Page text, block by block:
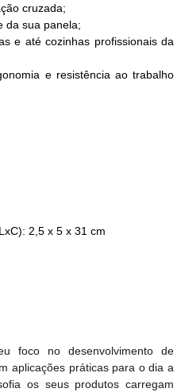
cruzada;
da sua panela;
e até cozinhas profissionais da
e resistência ao trabalho
2,5 x 5 x 31 cm
foco no desenvolvimento de
aplicações práticas para o dia a
os seus produtos carregam